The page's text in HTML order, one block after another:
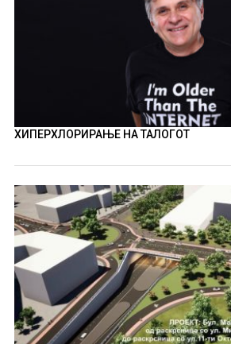
ХИПЕРХЛОРИРАЊЕ НА ТАЛОГОТ